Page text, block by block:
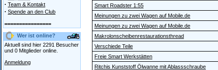
· Team & Kontakt
· Spende an den Club
================
Wer ist online?
Aktuell sind hier 2291 Besucher
und 0 Mitglieder online.
Anmeldung
Smart Roadster 1:55
Meinungen zu zwei Wagen auf Mobile.de
Meinungen zu zwei Wagen auf Mobile.de
Makrolonscheibenrestaurationsthread
Verschiede Teile
Freie Smart Werkstätten
Ritchis Kunststoff Ölwanne mit Ablassschraube